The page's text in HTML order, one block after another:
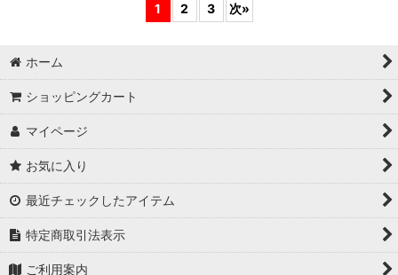
1 2 3 次»
ホーム
ショッピングカート
マイページ
お気に入り
最近チェックしたアイテム
特定商取引法表示
ご利用案内